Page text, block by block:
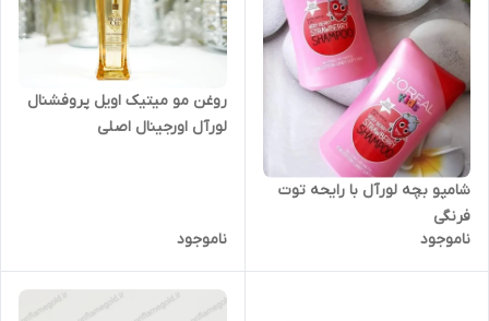
شامپو بچه لورآل با رایحه توت
فرنگی
ناموجود
روغن مو میتیک اویل پروفشنال
لورآل اورجینال اصلی
ناموجود